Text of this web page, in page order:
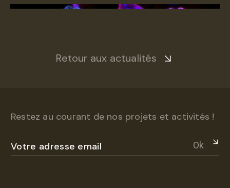
Retour aux actualités
Restez au courant de nos projets et activités !
Ok